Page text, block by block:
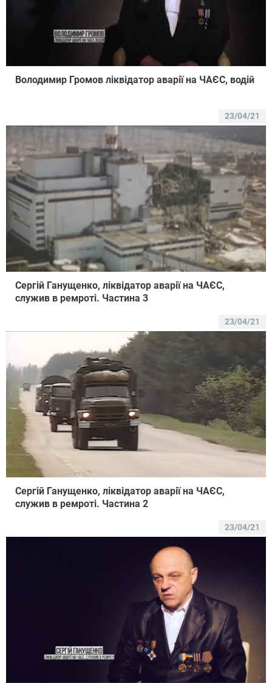
Володимир Громов ліквідатор аварії на ЧАЄС, водій
23/04/21
Сергій Ганущенко, ліквідатор аварії на ЧАЄС,
служив в ремроті. Частина 3
23/04/21
Сергій Ганущенко, ліквідатор аварії на ЧАЄС,
служив в ремроті. Частина 2
23/04/21